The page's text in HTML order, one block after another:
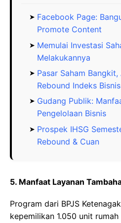
Facebook Page:
Promote Content
Memulai Investasi
Melakukannya
Pasar Saham
Rebound Indeks
Gudang Publik:
Pengelolaan Bisnis
Prospek IHSG
Rebound & Cuan
5. Manfaat Layanan
Program dari BPJS
kepemilikan 1.050 unit